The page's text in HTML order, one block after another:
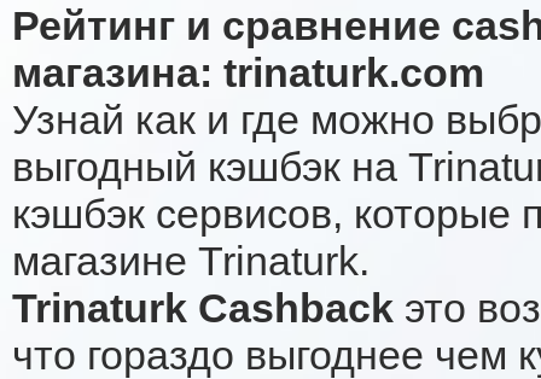
Рейтинг и сравнение
магазина: trinaturk.com
Узнай как и где можно
выгодный кэшбэк на
кэшбэк сервисов, которые
магазине Trinaturk.
Trinaturk Cashback это
что гораздо выгоднее чем